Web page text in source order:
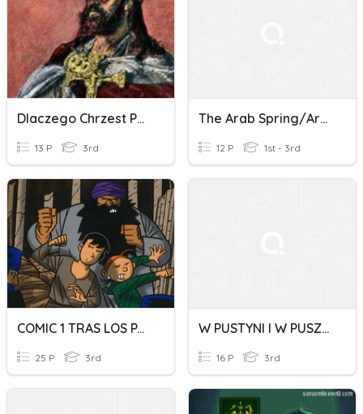
Dlaczego Chrzest Polski Nie Był Stratą, Lecz Zyskiem?
13 P 3rd
The Arab Spring/Arabska Wiosna
12 P 1st - 3rd
COMIC 1 TRAS LOS PASOS DE IBN ARABI
25 P 3rd
W PUSTYNI I W PUSZCZY - 5, 6, 7, 8 Rozdział
16 P 3rd